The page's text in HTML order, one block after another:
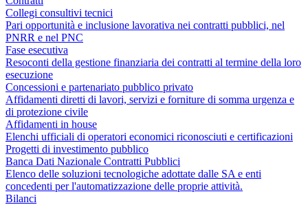
Collegi consultivi tecnici
Pari opportunità e inclusione lavorativa nei contratti pubblici, nel
PNRR e nel PNC
Fase esecutiva
Resoconti della gestione finanziaria dei contratti al termine della loro
esecuzione
Concessioni e partenariato pubblico privato
Affidamenti diretti di lavori, servizi e forniture di somma urgenza e
di protezione civile
Affidamenti in house
Elenchi ufficiali di operatori economici riconosciuti e certificazioni
Progetti di investimento pubblico
Banca Dati Nazionale Contratti Pubblici
Elenco delle soluzioni tecnologiche adottate dalle SA e enti
concedenti per l'automatizzazione delle proprie attività.
Bilanci